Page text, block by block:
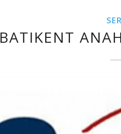
BATIKENT